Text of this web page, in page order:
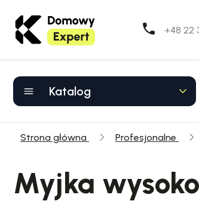
+48 22
Katalog
Strona główna Profesjonalne
Myjka